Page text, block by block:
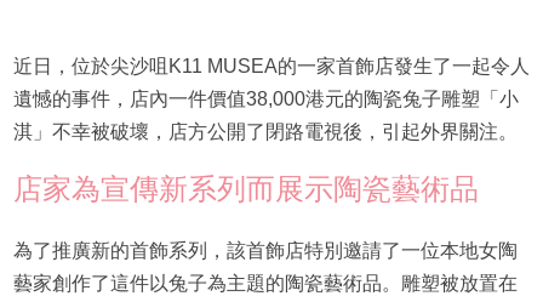
近日，位於尖沙咀K11 MUSEA的一家首飾店發生了一起令人
遺憾的事件，店內一件價值38,000港元的陶瓷兔子雕塑「小
淇」不幸被破壞，店方公開了閉路電視後，引起外界關注。
店家為宣傳新系列而展示陶瓷藝術品
為了推廣新的首飾系列，該首飾店特別邀請了一位本地女陶
藝家創作了這件以兔子為主題的陶瓷藝術品。雕塑被放置在